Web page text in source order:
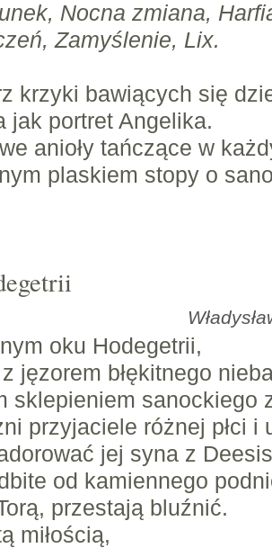
Nocna zmiana,
Zamyślenie, Lix.
krzyki bawiących się
jak portret Angelika.
anioły tańczące w
plaskiem stopy o
oku Hodegetrii,
jęzorem błękitnego
sklepieniem sanockiego
przyjaciele różnej płci i
jej syna z
od kamiennego
przestają bluźnić.
miłością,